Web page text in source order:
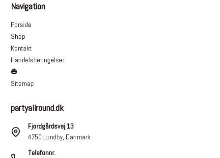
Navigation
Forside
Shop
Kontakt
Handelsbetingelser
🎃
Sitemap
partyallround.dk
Fjordgårdsvej 13
4750 Lundby, Danmark
Telefonnr.